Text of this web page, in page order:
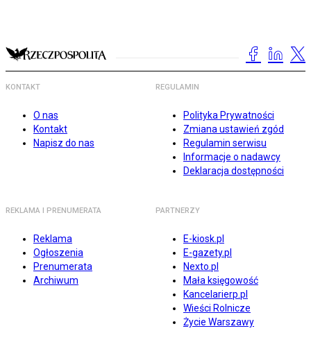
KONTAKT
O nas
Kontakt
Napisz do nas
REGULAMIN
Polityka Prywatności
Zmiana ustawień zgód
Regulamin serwisu
Informacje o nadawcy
Deklaracja dostępności
REKLAMA I PRENUMERATA
Reklama
Ogłoszenia
Prenumerata
Archiwum
PARTNERZY
E-kiosk.pl
E-gazety.pl
Nexto.pl
Mała księgowość
Kancelarierp.pl
Wieści Rolnicze
Życie Warszawy